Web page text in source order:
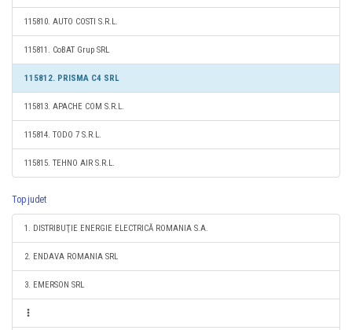
115810. AUTO COSTI S.R.L.
115811. CoBAT Grup SRL
115812. PRISMA C4 SRL
115813. APACHE COM S.R.L.
115814. TODO 7 S.R.L.
115815. TEHNO AIR S.R.L.
Top judet
1. DISTRIBUŢIE ENERGIE ELECTRICĂ ROMANIA S.A.
2. ENDAVA ROMANIA SRL
3. EMERSON SRL